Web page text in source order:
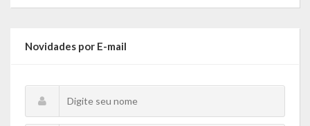
Novidades por E-mail